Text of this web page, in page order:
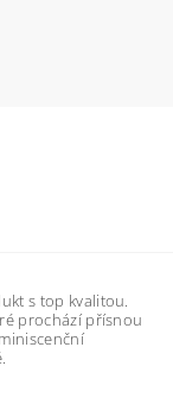
s top kvalitou.
prochází přísnou